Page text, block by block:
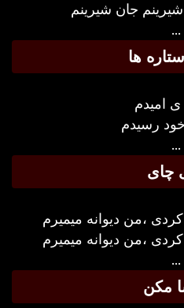
جان شیرینم
ها
امیدم
رسیدم
،من دیوانه میمیرم
،من دیوانه میمیرم
مکن